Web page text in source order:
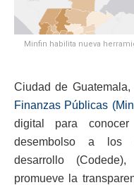
Minfin habilita nueva
Ciudad de
Finanzas Públicas
digital para
desembolso a los
desarrollo
promueve la